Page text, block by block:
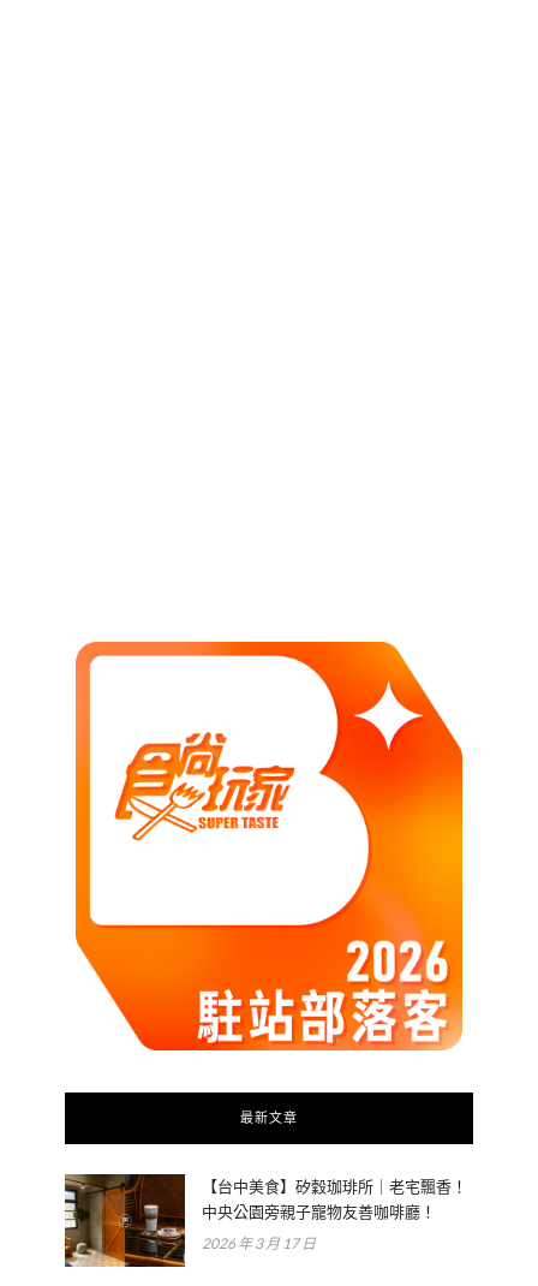
最新文章
【台中美食】矽穀珈琲所｜老宅飄香！
中央公園旁親子寵物友善咖啡廳！
2026 年 3 月 17 日